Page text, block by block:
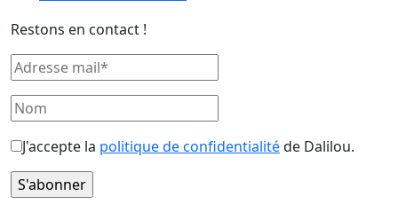
Restons en contact !
J'accepte la politique de confidentialitéde Dalilou.